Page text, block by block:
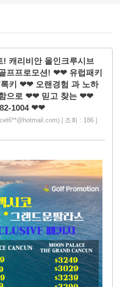
캐리비안 올인크루시브
프프로모션! ❤❤ 유럽패키
키 ❤❤ 오랜경험 과 노하
으로 ❤❤ 믿고 찾는 ❤❤
1004 ❤❤
| 조회 : 186 |